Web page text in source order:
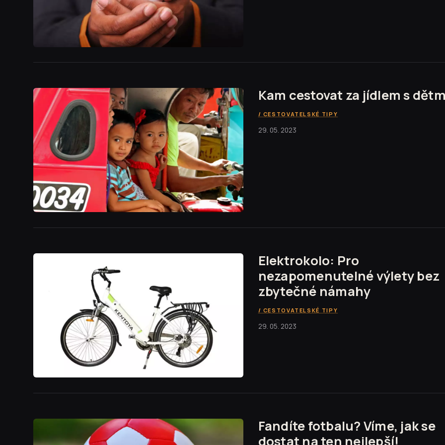
Kam cestovat za jídlem s
CESTOVATELSKÉ TIPY
29. 05. 2023
Elektrokolo: Pro
nezapomenutelné výlety bez
zbytečné námahy
CESTOVATELSKÉ TIPY
29. 05. 2023
Fandíte fotbalu? Víme, jak se
dostat na ten nejlepší!